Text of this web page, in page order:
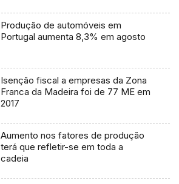
Produção de automóveis em
Portugal aumenta 8,3% em agosto
Isenção fiscal a empresas da Zona
Franca da Madeira foi de 77 ME em
2017
Aumento nos fatores de produção
terá que refletir-se em toda a
cadeia